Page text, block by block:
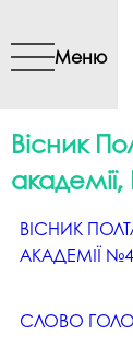
Меню
Вісник
ВIСНИК
АКАДЕМІЇ
СЛОВО